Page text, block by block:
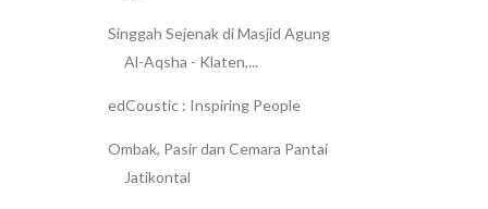
Singgah Sejenak di Masjid Agung
Al-Aqsha - Klaten,...
edCoustic : Inspiring People
Ombak, Pasir dan Cemara Pantai
Jatikontal